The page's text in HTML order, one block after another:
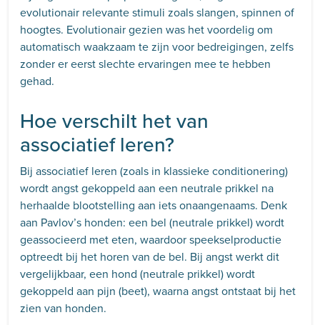
evolutionair relevante stimuli zoals slangen, spinnen of
hoogtes. Evolutionair gezien was het voordelig om
automatisch waakzaam te zijn voor bedreigingen, zelfs
zonder er eerst slechte ervaringen mee te hebben
gehad.
Hoe verschilt het van
associatief leren?
Bij associatief leren (zoals in klassieke conditionering)
wordt angst gekoppeld aan een neutrale prikkel na
herhaalde blootstelling aan iets onaangenaams. Denk
aan Pavlov’s honden: een bel (neutrale prikkel) wordt
geassocieerd met eten, waardoor speekselproductie
optreedt bij het horen van de bel. Bij angst werkt dit
vergelijkbaar, een hond (neutrale prikkel) wordt
gekoppeld aan pijn (beet), waarna angst ontstaat bij het
zien van honden.